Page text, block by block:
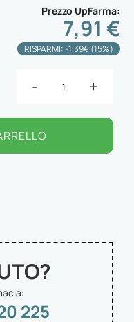
Prezzo UpFarma
7,91 €
RISPARMI: -1.39€ (15%)
- +
225